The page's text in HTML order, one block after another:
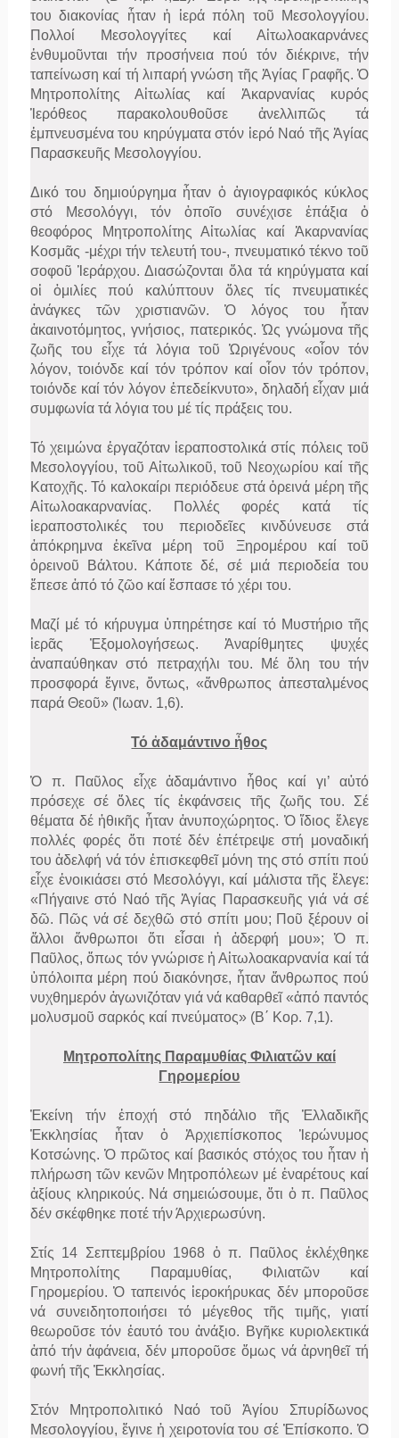
του διακονίας ἦταν ἡ ἱερά πόλη τοῦ Μεσολογγίου.
Πολλοί Μεσολογγίτες καί Αἰτωλοακαρνάνες
ἐνθυμοῦνται τήν προσήνεια πού τόν διέκρινε, τήν
ταπείνωση καί τή λιπαρή γνώση τῆς Ἁγίας Γραφῆς. Ὁ
Μητροπολίτης Αἰτωλίας καί Ἀκαρνανίας κυρός
Ἱερόθεος παρακολουθοῦσε ἀνελλιπῶς τά
ἐμπνευσμένα του κηρύγματα στόν ἱερό Ναό τῆς Ἁγίας
Παρασκευῆς Μεσολογγίου.
Δικό του δημιούργημα ἦταν ὁ ἁγιογραφικός κύκλος
στό Μεσολόγγι, τόν ὁποῖο συνέχισε ἐπάξια ὁ
θεοφόρος Μητροπολίτης Αἰτωλίας καί Ἀκαρνανίας
Κοσμᾶς -μέχρι τήν τελευτή του-, πνευματικό τέκνο τοῦ
σοφοῦ Ἱεράρχου. Διασώζονται ὅλα τά κηρύγματα καί
οἱ ὁμιλίες πού καλύπτουν ὅλες τίς πνευματικές
ἀνάγκες τῶν χριστιανῶν. Ὁ λόγος του ἦταν
ἀκαινοτόμητος, γνήσιος, πατερικός. Ὡς γνώμονα τῆς
ζωῆς του εἶχε τά λόγια τοῦ Ὡριγένους «οἷον τόν
λόγον, τοιόνδε καί τόν τρόπον καί οἷον τόν τρόπον,
τοιόνδε καί τόν λόγον ἐπεδείκνυτο», δηλαδή εἶχαν μιά
συμφωνία τά λόγια του μέ τίς πράξεις του.
Τό χειμώνα ἐργαζόταν ἱεραποστολικά στίς πόλεις τοῦ
Μεσολογγίου, τοῦ Αἰτωλικοῦ, τοῦ Νεοχωρίου καί τῆς
Κατοχῆς. Τό καλοκαίρι περιόδευε στά ὀρεινά μέρη τῆς
Αἰτωλοακαρνανίας. Πολλές φορές κατά τίς
ἱεραποστολικές του περιοδεῖες κινδύνευσε στά
ἀπόκρημνα ἐκεῖνα μέρη τοῦ Ξηρομέρου καί τοῦ
ὀρεινοῦ Βάλτου. Κάποτε δέ, σέ μιά περιοδεία του
ἔπεσε ἀπό τό ζῶο καί ἔσπασε τό χέρι του.
Μαζί μέ τό κήρυγμα ὑπηρέτησε καί τό Μυστήριο τῆς
ἱερᾶς Ἐξομολογήσεως. Ἀναρίθμητες ψυχές
ἀναπαύθηκαν στό πετραχήλι του. Μέ ὅλη του τήν
προσφορά ἔγινε, ὄντως, «ἄνθρωπος ἀπεσταλμένος
παρά Θεοῦ» (Ἰωαν. 1,6).
Τό ἀδαμάντινο ἦθος
Ὁ π. Παῦλος εἶχε ἀδαμάντινο ἦθος καί γι’ αὐτό
πρόσεχε σέ ὅλες τίς ἐκφάνσεις τῆς ζωῆς του. Σέ
θέματα δέ ἠθικῆς ἦταν ἀνυποχώρητος. Ὁ ἴδιος ἔλεγε
πολλές φορές ὅτι ποτέ δέν ἐπέτρεψε στή μοναδική
του ἀδελφή νά τόν ἐπισκεφθεῖ μόνη της στό σπίτι πού
εἶχε ἐνοικιάσει στό Μεσολόγγι, καί μάλιστα τῆς ἔλεγε:
«Πήγαινε στό Ναό τῆς Ἁγίας Παρασκευῆς γιά νά σέ
δῶ. Πῶς νά σέ δεχθῶ στό σπίτι μου; Ποῦ ξέρουν οἱ
ἄλλοι ἄνθρωποι ὅτι εἶσαι ἡ ἀδερφή μου»; Ὁ π.
Παῦλος, ὅπως τόν γνώρισε ἡ Αἰτωλοακαρνανία καί τά
ὑπόλοιπα μέρη πού διακόνησε, ἦταν ἄνθρωπος πού
νυχθημερόν ἀγωνιζόταν γιά νά καθαρθεῖ «ἀπό παντός
μολυσμοῦ σαρκός καί πνεύματος» (Β΄ Κορ. 7,1).
Μητροπολίτης Παραμυθίας Φιλιατῶν καί
Γηρομερίου
Ἐκείνη τήν ἐποχή στό πηδάλιο τῆς Ἑλλαδικῆς
Ἐκκλησίας ἦταν ὁ Ἀρχιεπίσκοπος Ἱερώνυμος
Κοτσώνης. Ὁ πρῶτος καί βασικός στόχος του ἦταν ἡ
πλήρωση τῶν κενῶν Μητροπόλεων μέ ἐναρέτους καί
ἀξίους κληρικούς. Νά σημειώσουμε, ὅτι ὁ π. Παῦλος
δέν σκέφθηκε ποτέ τήν Άρχιερωσύνη.
Στίς 14 Σεπτεμβρίου 1968 ὁ π. Παῦλος ἐκλέχθηκε
Μητροπολίτης Παραμυθίας, Φιλιατῶν καί
Γηρομερίου. Ὁ ταπεινός ἱεροκήρυκας δέν μποροῦσε
νά συνειδητοποιήσει τό μέγεθος τῆς τιμῆς, γιατί
θεωροῦσε τόν ἑαυτό του ἀνάξιο. Βγῆκε κυριολεκτικά
ἀπό τήν ἀφάνεια, δέν μποροῦσε ὅμως νά ἀρνηθεῖ τή
φωνή τῆς Ἐκκλησίας.
Στόν Μητροπολιτικό Ναό τοῦ Ἁγίου Σπυρίδωνος
Μεσολογγίου, ἔγινε ἡ χειροτονία του σέ Ἐπίσκοπο. Ὁ